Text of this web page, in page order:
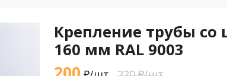
Крепление трубы
160 мм RAL 9003